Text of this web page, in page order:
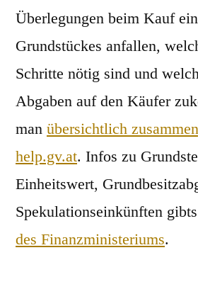
Überlegungen beim Kauf
Grundstückes anfallen,
Schritte nötig sind und
Abgaben auf den Käufer
man übersichtlich
help.gv.at. Infos zu
Einheitswert,
Spekulationseinkünften gibts
des Finanzministeriums.